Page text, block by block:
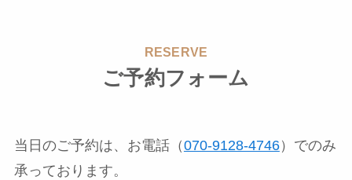
RESERVE
ご予約フォーム
当日のご予約は、お電話（070-9128-4746）でのみ
承っております。